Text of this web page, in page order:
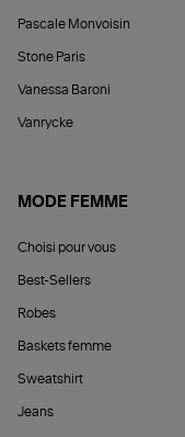
Pascale Monvoisin
Stone Paris
Vanessa Baroni
Vanrycke
MODE FEMME
Choisi pour vous
Best-Sellers
Robes
Baskets femme
Sweatshirt
Jeans